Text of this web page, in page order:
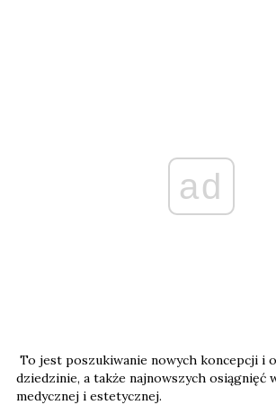
ad
To jest poszukiwanie nowych koncepcji i
dziedzinie, a także najnowszych osiągnięć
medycznej i estetycznej.